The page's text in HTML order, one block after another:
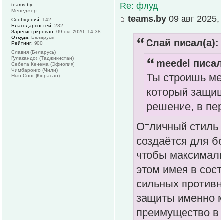
Re: флуд
teams.by 09 авг
Слай писал(а):
meedel
Ты строишь
который
решение, в
Отличный
создаётся для
чтобы
этом имея в
сильных
защиты именно
преимущество
teams.by
Менеджер
Сообщений: 142
Благодарностей: 232
Зарегистрирован: 09 окт 2020, 14:38
Откуда: Беларусь
Рейтинг: 900
Славия (Беларусь)
Гулакандоз (Таджикистан)
Себета Кенема (Эфиопия)
Чимбаронго (Чили)
Нью Сонг (Кюрасао)